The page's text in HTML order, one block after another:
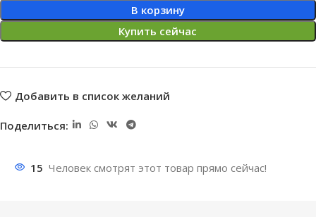
В корзину
Купить сейчас
Добавить в список желаний
Поделиться:
15 Человек смотрят этот товар прямо сейчас!